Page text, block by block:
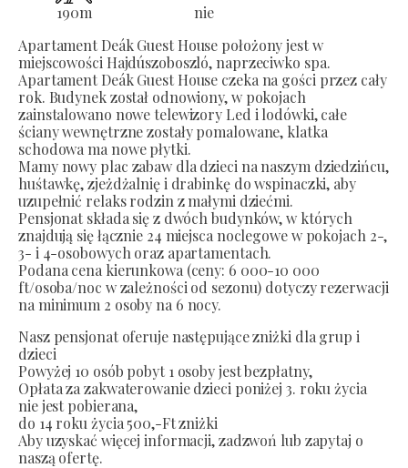
190m
nie
Apartament Deák Guest House położony jest w
miejscowości Hajdúszoboszló, naprzeciwko spa.
Apartament Deák Guest House czeka na gości przez cały
rok. Budynek został odnowiony, w pokojach
zainstalowano nowe telewizory Led i lodówki, całe
ściany wewnętrzne zostały pomalowane, klatka
schodowa ma nowe płytki.
Mamy nowy plac zabaw dla dzieci na naszym dziedzińcu,
huśtawkę, zjeżdżalnię i drabinkę do wspinaczki, aby
uzupełnić relaks rodzin z małymi dziećmi.
Pensjonat składa się z dwóch budynków, w których
znajdują się łącznie 24 miejsca noclegowe w pokojach 2-,
3- i 4-osobowych oraz apartamentach.
Podana cena kierunkowa (ceny: 6 000-10 000
ft/osoba/noc w zależności od sezonu) dotyczy rezerwacji
na minimum 2 osoby na 6 nocy.
Nasz pensjonat oferuje następujące zniżki dla grup i
dzieci
Powyżej 10 osób pobyt 1 osoby jest bezpłatny,
Opłata za zakwaterowanie dzieci poniżej 3. roku życia
nie jest pobierana,
do 14 roku życia 500,-Ft zniżki
Aby uzyskać więcej informacji, zadzwoń lub zapytaj o
naszą ofertę.